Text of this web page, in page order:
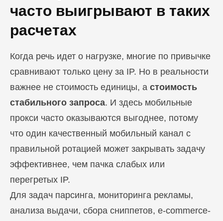
часто выигрывают в таких
расчетах
Когда речь идет о нагрузке, многие по привычке
сравнивают только цену за IP. Но в реальности
важнее не стоимость единицы, а стоимость
стабильного запроса. И здесь мобильные
прокси часто оказываются выгоднее, потому
что один качественный мобильный канал с
правильной ротацией может закрывать задачу
эффективнее, чем пачка слабых или
перегретых IP.
Для задач парсинга, мониторинга рекламы,
анализа выдачи, сбора сниппетов, e-commerce-